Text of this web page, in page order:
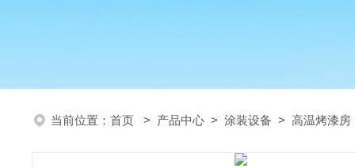
当前位置： 首页 > 产品中心 > 涂装设备 > 高温烤漆房